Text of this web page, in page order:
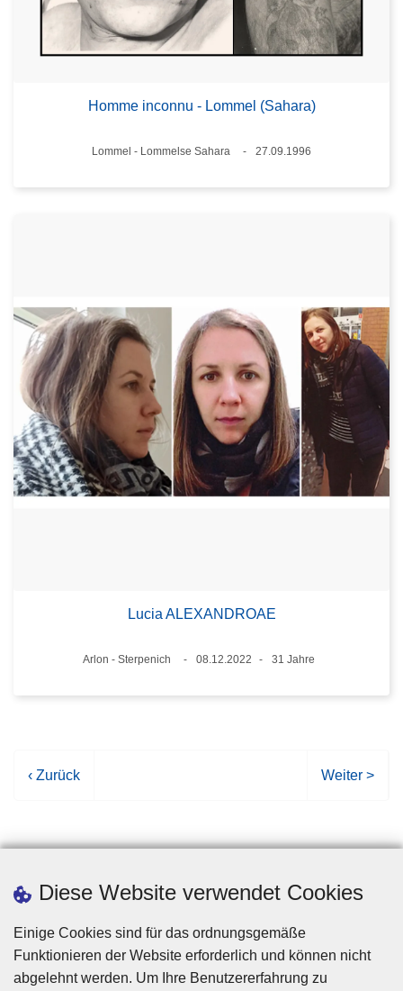
Diese Website verwendet Cookies
Einige Cookies sind für das ordnungsgemäße
Funktionieren der Website erforderlich und können nicht
abgelehnt werden. Um Ihre Benutzererfahrung zu
Homme inconnu - Lommel (Sahara)
Standort
Lommel - Lommelse Sahara
27.09.1996
Lucia ALEXANDROAE
Standort
Arlon - Sterpenich
08.12.2022
31 Jahre
V
h
g
e
S
‹ Zurück
N
h
t
e
i
Weiter >